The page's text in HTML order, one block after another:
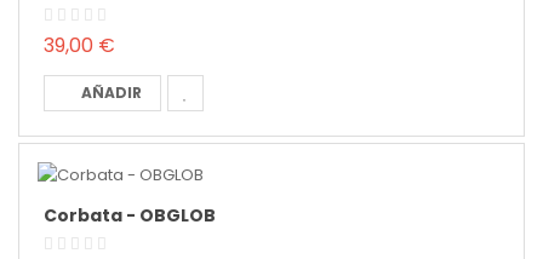
39,00 €
AÑADIR
Corbata - OBGLOB